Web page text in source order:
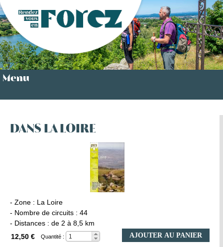
Menu
DANS LA LOIRE
- Zone : La Loire
- Nombre de circuits : 44
- Distances : de 2 à 8,5 km
12,50 €
Quantité : AJOUTER AU PANIER